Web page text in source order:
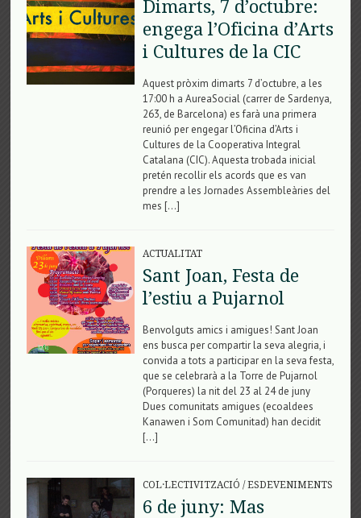
Dimarts, 7 d’octubre:
engega l’Oficina d’Arts
i Cultures de la CIC
Aquest pròxim dimarts 7 d’octubre, a les
17:00 h a AureaSocial (carrer de Sardenya,
263, de Barcelona) es farà una primera
reunió per engegar l’Oficina d’Arts i
Cultures de la Cooperativa Integral
Catalana (CIC). Aquesta trobada inicial
pretén recollir els acords que es van
prendre a les Jornades Assembleàries del
mes […]
ACTUALITAT
Sant Joan, Festa de
l’estiu a Pujarnol
Benvolguts amics i amigues! Sant Joan
ens busca per compartir la seva alegria, i
convida a tots a participar en la seva festa,
que se celebrarà a la Torre de Pujarnol
(Porqueres) la nit del 23 al 24 de juny
Dues comunitats amigues (ecoaldees
Kanawen i Som Comunitad) han decidit
[…]
COL·LECTIVITZACIÓ /ESDEVENIMENTS
6 de juny: Mas